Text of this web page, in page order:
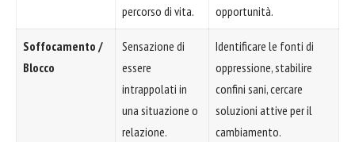
percorso di vita.
opportunità.
Soffocamento /
Blocco
Sensazione di
essere
intrappolati in
una situazione o
relazione.
Identificare le fonti di
oppressione, stabilire
confini sani, cercare
soluzioni attive per il
cambiamento.